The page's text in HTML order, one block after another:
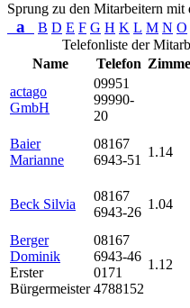
Sprung zu den Mitarbeitern mit
a B D E F G H K L M N O
Telefonliste der
Name
Telefon
actago
GmbH
09951
99990-
20
Baier
Marianne
08167
6943-51
1.14
Beck Silvia
08167
6943-26
1.04
Berger
Dominik
Erster
Bürgermeister
08167
6943-46
0171
4788152
1.12